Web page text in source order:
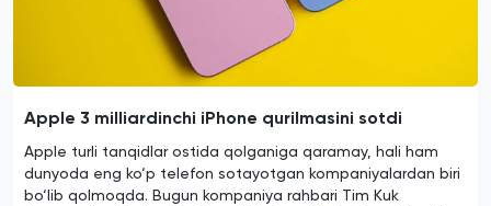
Apple 3 milliardinchi iPhone qurilmasini sotdi
Apple turli tanqidlar ostida qolganiga qaramay, hali ham
dunyoda eng ko‘p telefon sotayotgan kompaniyalardan biri
bo‘lib qolmoqda. Bugun kompaniya rahbari Tim Kuk